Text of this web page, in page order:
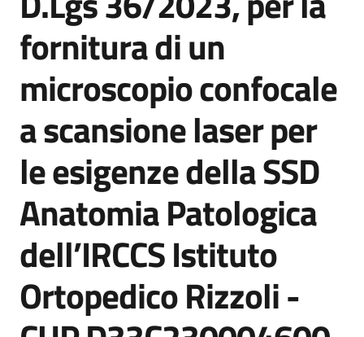
Piattaforme
telematiche
English
site
Seguici
su
fornitura di un
microscopio confocale
a scansione laser per
le esigenze della SSD
Anatomia Patologica
dell’IRCCS Istituto
Ortopedico Rizzoli -